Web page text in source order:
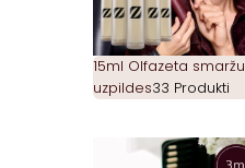
15ml Olfazeta smaržu
uzpildes33 Produkti